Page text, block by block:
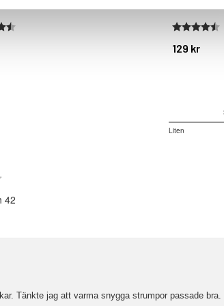
5 stjärnor
129 kr
Betyg:
4.6 utav 5
utav
42
Liten
3
Tänkte jag att varma snygga strumpor passade